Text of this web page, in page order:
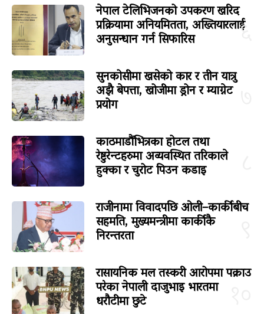
६
नेपाल टेलिभिजनको उपकरण खरिद
प्रक्रियामा अनियमितता, अख्तियारलाई
अनुसन्धान गर्न सिफारिस
सुनकोसीमा खसेको कार र तीन यात्रु
अझै बेपत्ता, खोजीमा ड्रोन र म्याग्नेट
प्रयोग
काठमाडौंभित्रका होटल तथा
रेष्टुरेन्टहरुमा अव्यवस्थित तरिकाले
हुक्का र चुरोट पिउन कडाइ
राजीनामा विवादपछि ओली–कार्कीबीच
सहमति, मुख्यमन्त्रीमा कार्कीकै
निरन्तरता
रासायनिक मल तस्करी आरोपमा पक्राउ
परेका नेपाली दाजुभाइ भारतमा
धरौटीमा छुटे